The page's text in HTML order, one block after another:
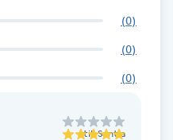
(0)
(0)
(0)
till Sentia